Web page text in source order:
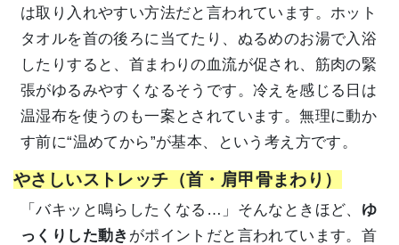
は取り入れやすい方法だと言われています。ホット
タオルを首の後ろに当てたり、ぬるめのお湯で入浴
したりすると、首まわりの血流が促され、筋肉の緊
張がゆるみやすくなるそうです。冷えを感じる日は
温湿布を使うのも一案とされています。無理に動か
す前に“温めてから”が基本、という考え方です。
やさしいストレッチ（首・肩甲骨まわり）
「バキッと鳴らしたくなる…」そんなときほど、 ゆ
っくりした動き がポイントだと言われています。首